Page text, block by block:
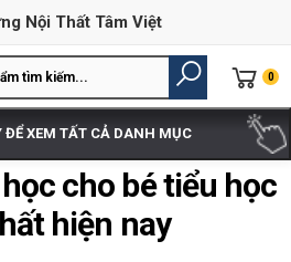
Nội Thất Tâm Việt
0
XEM TẤT CẢ DANH MỤC
cho bé tiểu học
hiện nay